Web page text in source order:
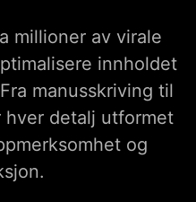
millioner av virale
innholdet
manusskriving til
hver detalj utformet
og